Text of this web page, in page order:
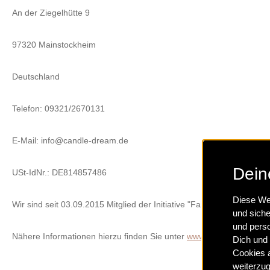
An der Ziegelhütte 9
97320 Mainstockheim
Deutschland
Telefon: 09321/2670131
E-Mail: info@candle-dream.de
USt-IdNr.: DE814857486
Wir sind seit 03.09.2015 Mitglied der Initiative "FairCommerce".
Nähere Informationen hierzu finden Sie unter
Diese
und
und
Dich
Cookies